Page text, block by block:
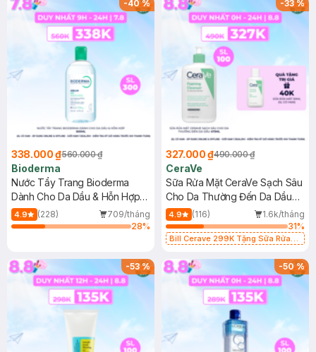
-40%
338.000 ₫560.000 ₫
Bioderma
Nước Tẩy Trang Bioderma
Dành Cho Da Dầu & Hỗn Hợp
500ml
4.9 (228)
709/tháng
28%
-33%
327.000 ₫490.000 ₫
CeraVe
Sữa Rửa Mặt CeraVe Sạch Sâu
Cho Da Thường Đến Da Dầu
473ml
4.9 (116)
1.6k/tháng
31%
Bill Cerave 299K Tặng Sữa Rửa
-53% -50%